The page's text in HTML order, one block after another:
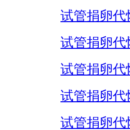
试管捐卵代
试管捐卵代
试管捐卵代
试管捐卵代
试管捐卵代